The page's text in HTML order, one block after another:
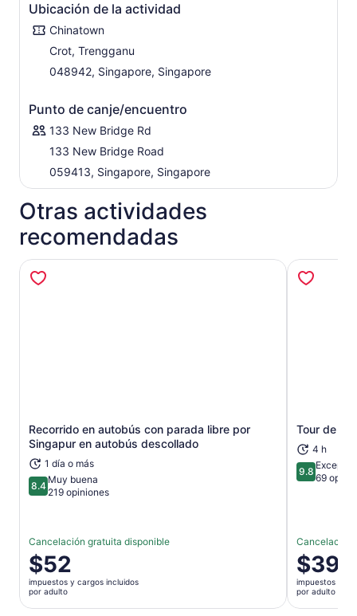
Ubicación de la actividad
Chinatown
Crot, Trengganu
048942, Singapore, Singapore
Punto de canje/encuentro
133 New Bridge Rd
133 New Bridge Road
059413, Singapore, Singapore
Otras actividades
recomendadas
Recorrido en autobús con parada libre por
Singapur en autobús descollado
1 día o más
8.48.4 de 10
Muy buena
219 opiniones
Cancelación gratuita disponible
El
precio
es
de
$52
impuestos y cargos incluidos
por adulto
Se abrirá en una nueva pestaña
Tour de
4 h
9.89.8 de 10
69
Cancelación
El
precio
es
de
$39
impuestos y
por adulto